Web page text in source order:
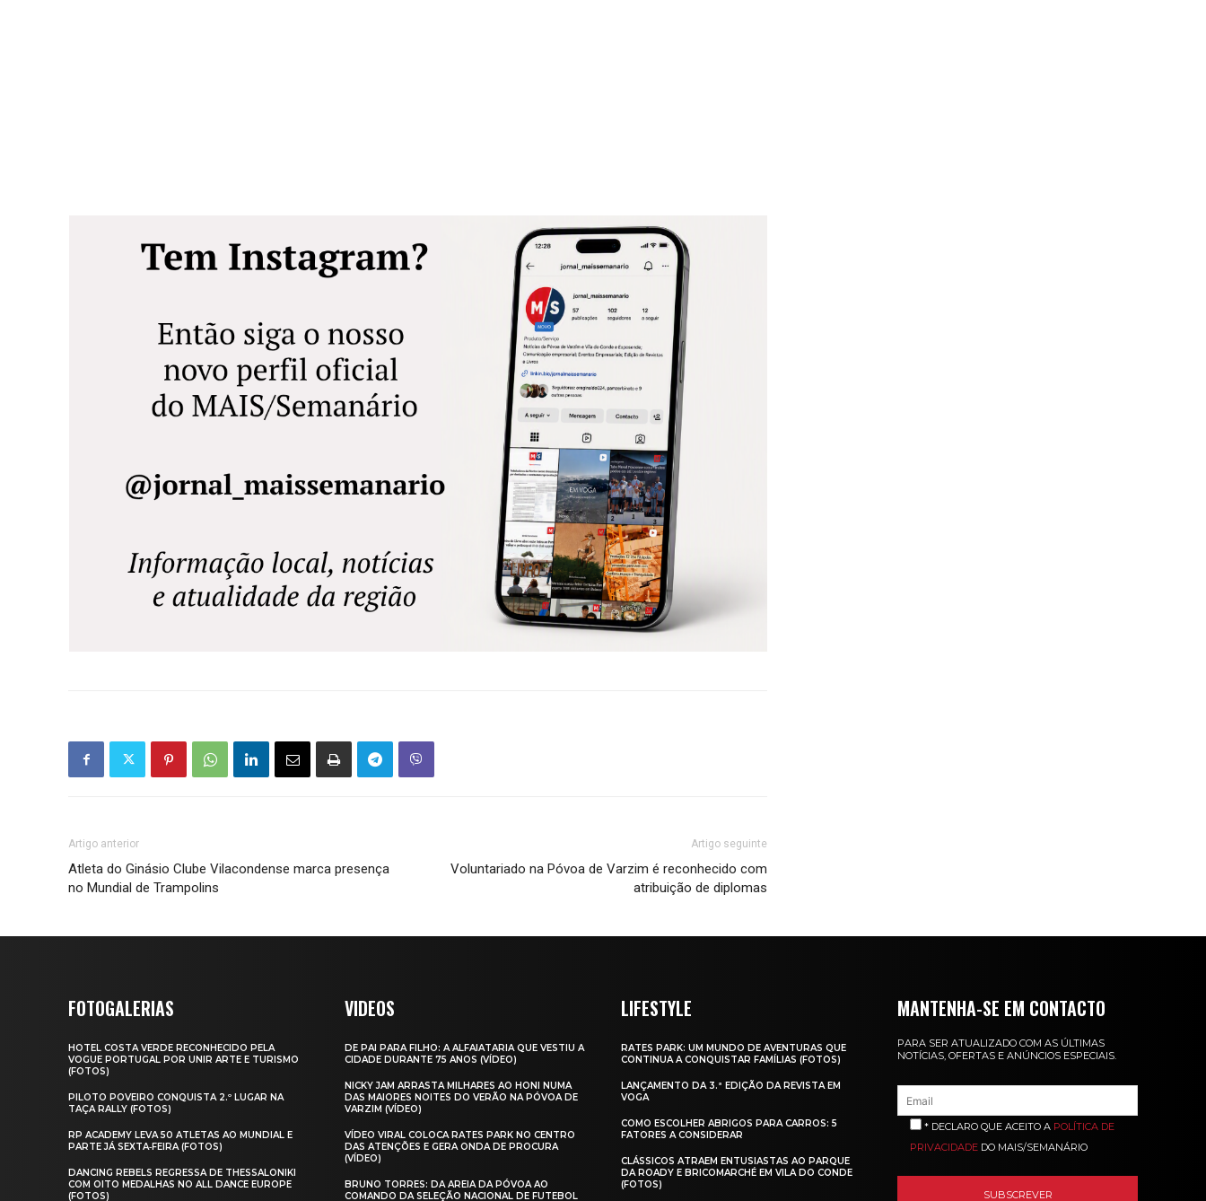
Artigo anterior
Atleta do Ginásio Clube Vilacondense marca presença
no Mundial de Trampolins
Artigo seguinte
Voluntariado na Póvoa de Varzim é reconhecido com
atribuição de diplomas
FOTOGALERIAS
HOTEL COSTA VERDE RECONHECIDO PELA
VOGUE PORTUGAL POR UNIR ARTE E TURISMO
(FOTOS)
PILOTO POVEIRO CONQUISTA 2.º LUGAR NA
TAÇA RALLY (FOTOS)
RP ACADEMY LEVA 50 ATLETAS AO MUNDIAL E
PARTE JÁ SEXTA‑FEIRA (FOTOS)
DANCING REBELS REGRESSA DE THESSALONIKI
COM OITO MEDALHAS NO ALL DANCE EUROPE
(FOTOS)
VIDEOS
DE PAI PARA FILHO: A ALFAIATARIA QUE VESTIU A
CIDADE DURANTE 75 ANOS (VÍDEO)
NICKY JAM ARRASTA MILHARES AO HONI NUMA
DAS MAIORES NOITES DO VERÃO NA PÓVOA DE
VARZIM (VÍDEO)
VÍDEO VIRAL COLOCA RATES PARK NO CENTRO
DAS ATENÇÕES E GERA ONDA DE PROCURA
(VÍDEO)
BRUNO TORRES: DA AREIA DA PÓVOA AO
COMANDO DA SELEÇÃO NACIONAL DE FUTEBOL
LIFESTYLE
RATES PARK: UM MUNDO DE AVENTURAS QUE
CONTINUA A CONQUISTAR FAMÍLIAS (FOTOS)
LANÇAMENTO DA 3.ª EDIÇÃO DA REVISTA EM
VOGA
COMO ESCOLHER ABRIGOS PARA CARROS: 5
FATORES A CONSIDERAR
CLÁSSICOS ATRAEM ENTUSIASTAS AO PARQUE
DA ROADY E BRICOMARCHÉ EM VILA DO CONDE
(FOTOS)
MANTENHA-SE EM CONTACTO
PARA SER ATUALIZADO COM AS ÚLTIMAS
NOTÍCIAS, OFERTAS E ANÚNCIOS ESPECIAIS.
* DECLARO QUE ACEITO A POLÍTICA DE
PRIVACIDADE DO MAIS/SEMANÁRIO